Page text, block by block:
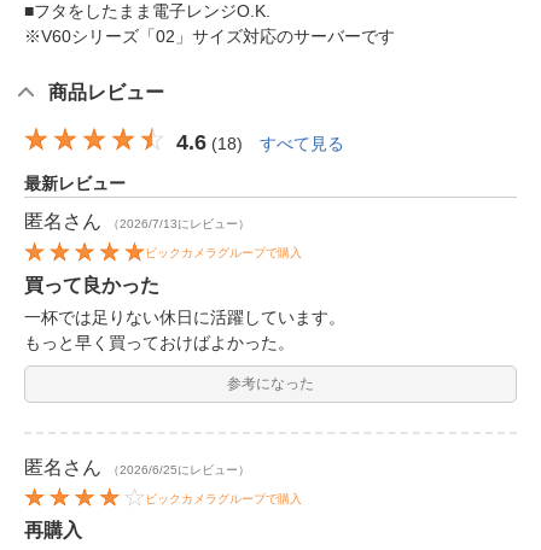
■フタをしたまま電子レンジO.K.
※V60シリーズ「02」サイズ対応のサーバーです
商品レビュー
4.6 (18) すべて見る
最新レビュー
匿名 さん （2026/7/13にレビュー）
ビックカメラグループで購入
買って良かった
一杯では足りない休日に活躍しています。
もっと早く買っておけばよかった。
参考になった
匿名 さん （2026/6/25にレビュー）
ビックカメラグループで購入
再購入